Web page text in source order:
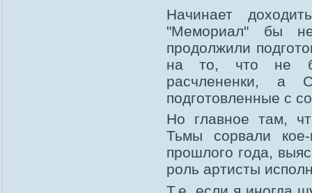
Начинает
"Мемориал" бы
продолжили
на то, что не
расчлененки, а
подготовленные с
Но главное там,
Тьмы сорвали
прошлого года,
роль артисты